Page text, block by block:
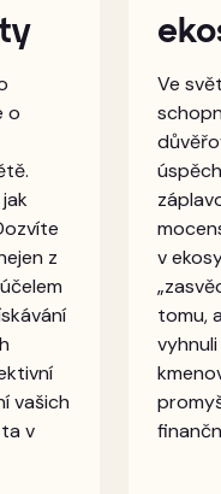
o
z
vašich
v
Ve
v
tomu,